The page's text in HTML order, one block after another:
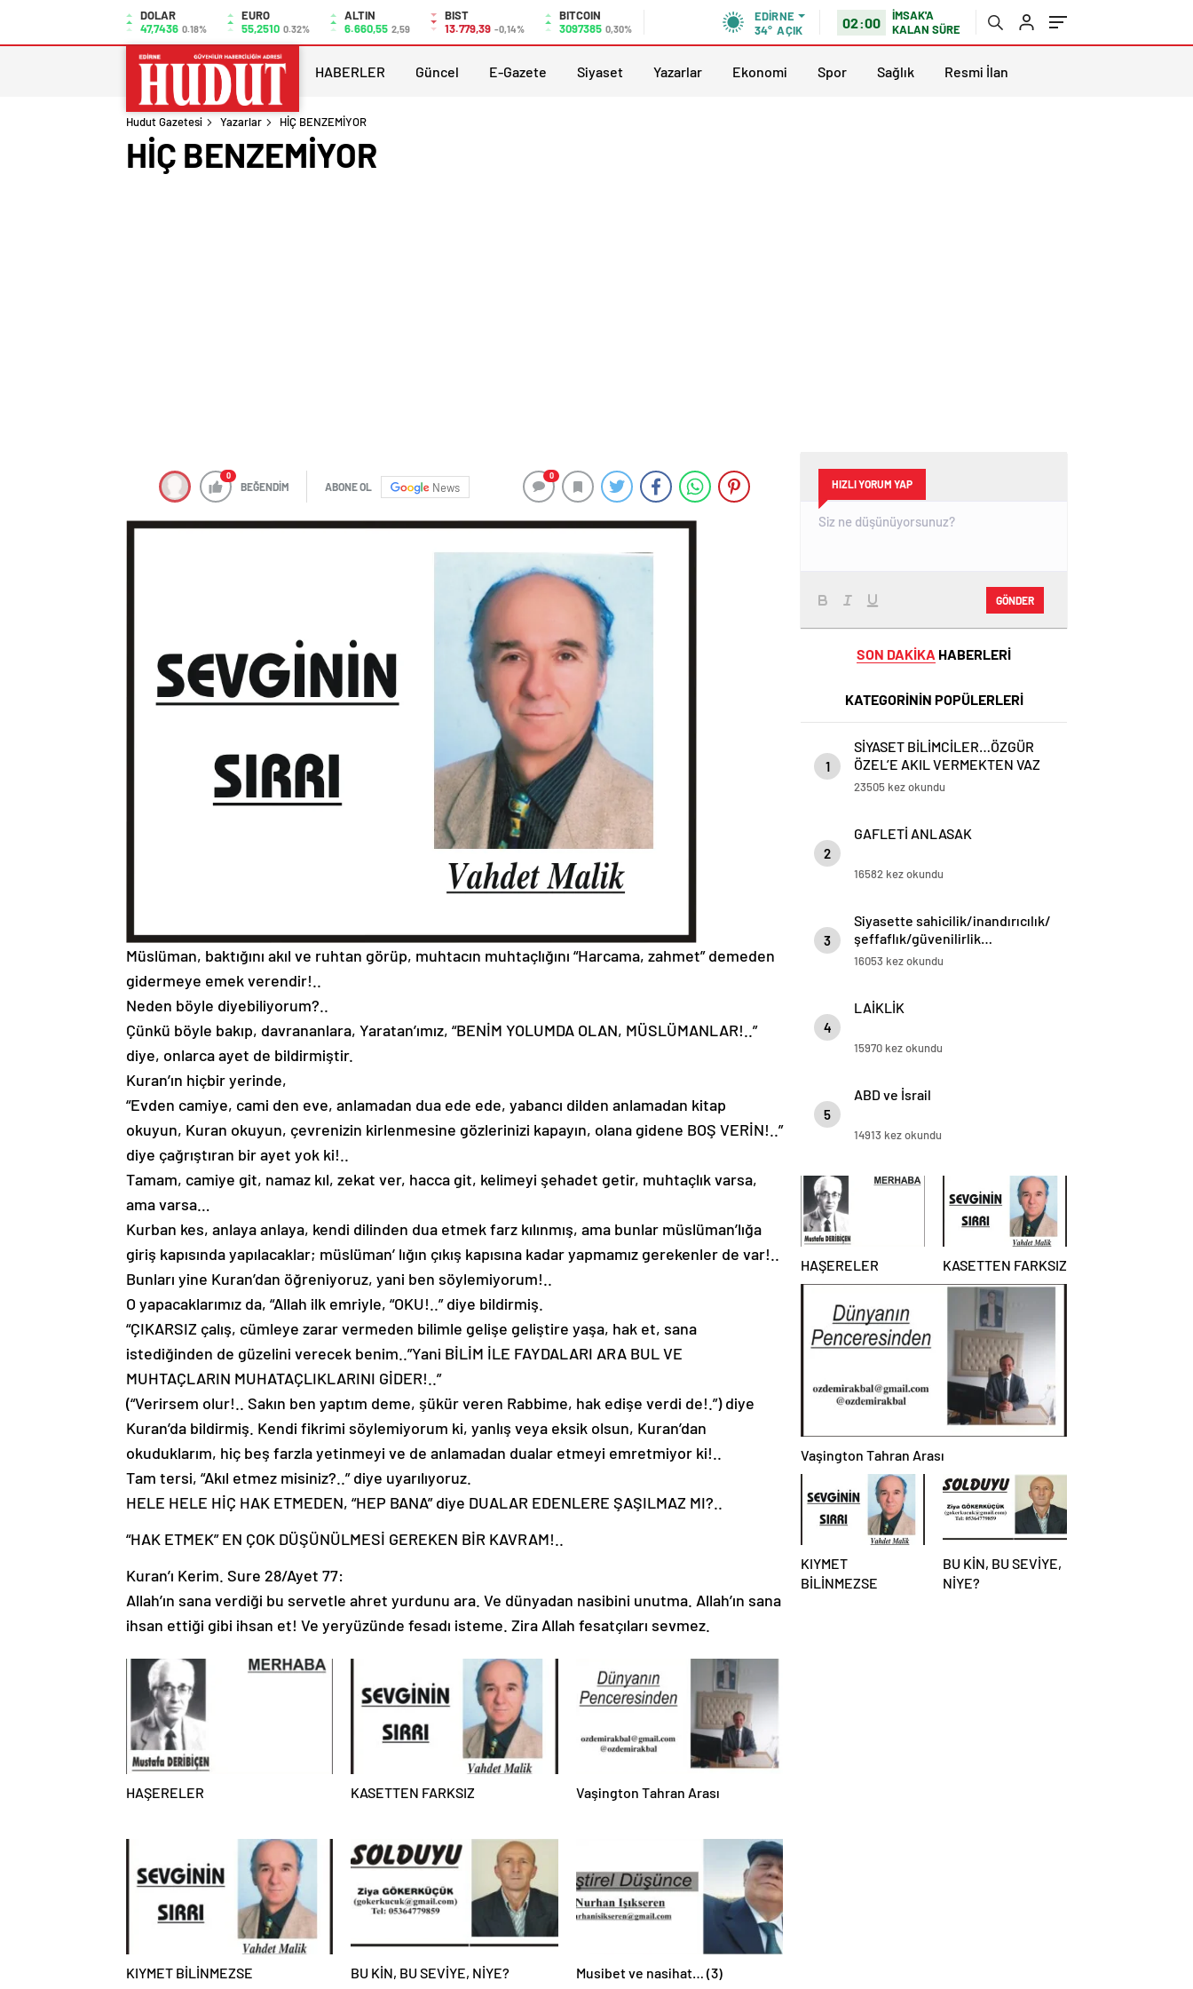
DOLAR
47,7436 0.18%
EURO
55,2510 0.32%
ALTIN
6.660,55 2,59
BIST
13.779,39 -0,14%
BITCOIN
3097385 0,30%
EDIRNE
34° AÇIK 02:00
İMSAK'A
KALAN SÜRE
HABERLER Güncel E-Gazete Siyaset Yazarlar Ekonomi Spor Sağlık Resmi İlan
Hudut Gazetesi Yazarlar HİÇ BENZEMİYOR
HİÇ BENZEMİYOR
0
BEĞENDİM ABONE OL News
0
Müslüman, baktığını akıl ve ruhtan görüp, muhtacın muhtaçlığını “Harcama, zahmet” demeden
gidermeye emek verendir!..
Neden böyle diyebiliyorum?..
Çünkü böyle bakıp, davrananlara, Yaratan’ımız, “BENİM YOLUMDA OLAN, MÜSLÜMANLAR!..”
diye, onlarca ayet de bildirmiştir.
Kuran’ın hiçbir yerinde,
“Evden camiye, cami den eve, anlamadan dua ede ede, yabancı dilden anlamadan kitap
okuyun, Kuran okuyun, çevrenizin kirlenmesine gözlerinizi kapayın, olana gidene BOŞ VERİN!..”
diye çağrıştıran bir ayet yok ki!..
Tamam, camiye git, namaz kıl, zekat ver, hacca git, kelimeyi şehadet getir, muhtaçlık varsa,
ama varsa…
Kurban kes, anlaya anlaya, kendi dilinden dua etmek farz kılınmış, ama bunlar müslüman’lığa
giriş kapısında yapılacaklar; müslüman’ lığın çıkış kapısına kadar yapmamız gerekenler de var!..
Bunları yine Kuran’dan öğreniyoruz, yani ben söylemiyorum!..
O yapacaklarımız da, “Allah ilk emriyle, “OKU!..” diye bildirmiş.
“ÇIKARSIZ çalış, cümleye zarar vermeden bilimle gelişe geliştire yaşa, hak et, sana
istediğinden de güzelini verecek benim..”Yani BİLİM İLE FAYDALARI ARA BUL VE
MUHTAÇLARIN MUHATAÇLIKLARINI GİDER!..”
(“Verirsem olur!.. Sakın ben yaptım deme, şükür veren Rabbime, hak edişe verdi de!.”) diye
Kuran’da bildirmiş. Kendi fikrimi söylemiyorum ki, yanlış veya eksik olsun, Kuran’dan
okuduklarım, hiç beş farzla yetinmeyi ve de anlamadan dualar etmeyi emretmiyor ki!..
Tam tersi, “Akıl etmez misiniz?..” diye uyarılıyoruz.
HELE HELE HİÇ HAK ETMEDEN, “HEP BANA” diye DUALAR EDENLERE ŞAŞILMAZ MI?..
“HAK ETMEK” EN ÇOK DÜŞÜNÜLMESİ GEREKEN BİR KAVRAM!..
Kuran’ı Kerim. Sure 28/Ayet 77:
Allah’ın sana verdiği bu servetle ahret yurdunu ara. Ve dünyadan nasibini unutma. Allah’ın sana
ihsan ettiği gibi ihsan et! Ve yeryüzünde fesadı isteme. Zira Allah fesatçıları sevmez.
HAŞERELER KASETTEN FARKSIZ Vaşington Tahran Arası
KIYMET BİLİNMEZSE BU KİN, BU SEVİYE, NİYE? Musibet ve nasihat… (3)
HIZLI YORUM YAP
GÖNDER
SON DAKİKA HABERLERİ
KATEGORİNİN POPÜLERLERİ
1
SİYASET BİLİMCİLER…ÖZGÜR
ÖZEL’E AKIL VERMEKTEN VAZ
GEÇİN..
23505 kez okundu
2
GAFLETİ ANLASAK
16582 kez okundu
3
Siyasette sahicilik/inandırıcılık/
şeffaflık/güvenilirlik…
16053 kez okundu
4
LAİKLİK
15970 kez okundu
5
ABD ve İsrail
14913 kez okundu
HAŞERELER KASETTEN FARKSIZ
Vaşington Tahran Arası
KIYMET
BİLİNMEZSE
BU KİN, BU SEVİYE,
NİYE?